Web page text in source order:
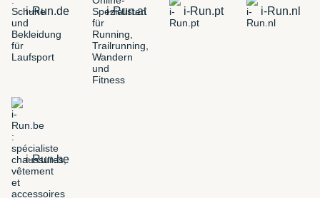
i-Run.de i-Run.at i-Run.pt i-Run.nl
i-Run.be